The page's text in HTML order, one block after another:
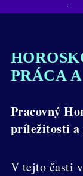
PRÁCA
Pracovný
príležitosti a
V tejto časti